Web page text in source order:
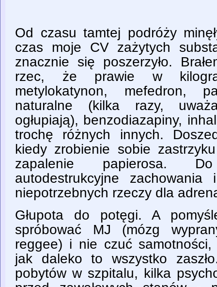
Od czasu tamtej podróży
czas moje CV zażytych
znacznie się poszerzyło.
rzec, że prawie w
metylokatynon, mefedron,
naturalne (kilka razy,
ogłupiają), benzodiazapiny,
trochę różnych innych.
kiedy zrobienie sobie
zapalenie papierosa.
autodestrukcyjne
niepotrzebnych rzeczy dla
Głupota do potęgi. A
spróbować MJ (mózg
reggee) i nie czuć
jak daleko to wszystko
pobytów w szpitalu, kilka